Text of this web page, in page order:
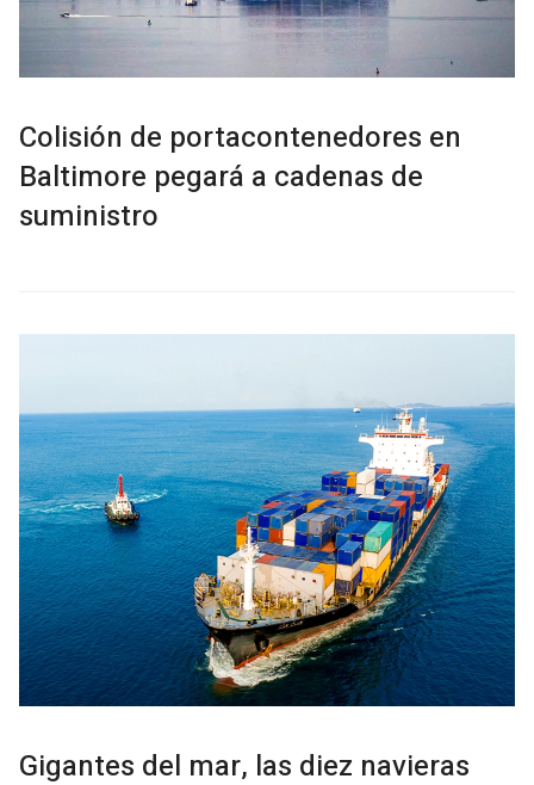
Colisión de portacontenedores en
Baltimore pegará a cadenas de
suministro
Gigantes del mar, las diez navieras